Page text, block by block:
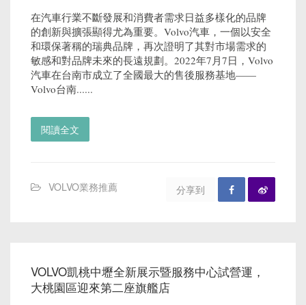
在汽車行業不斷發展和消費者需求日益多樣化的品牌
的創新與擴張顯得尤為重要。Volvo汽車，一個以安全
和環保著稱的瑞典品牌，再次證明了其對市場需求的
敏感和對品牌未來的長遠規劃。2022年7月7日，Volvo
汽車在台南市成立了全國最大的售後服務基地——
Volvo台南......
閱讀全文
VOLVO業務推薦 分享到
VOLVO凱桃中壢全新展示暨服務中心試營運，
大桃園區迎來第二座旗艦店